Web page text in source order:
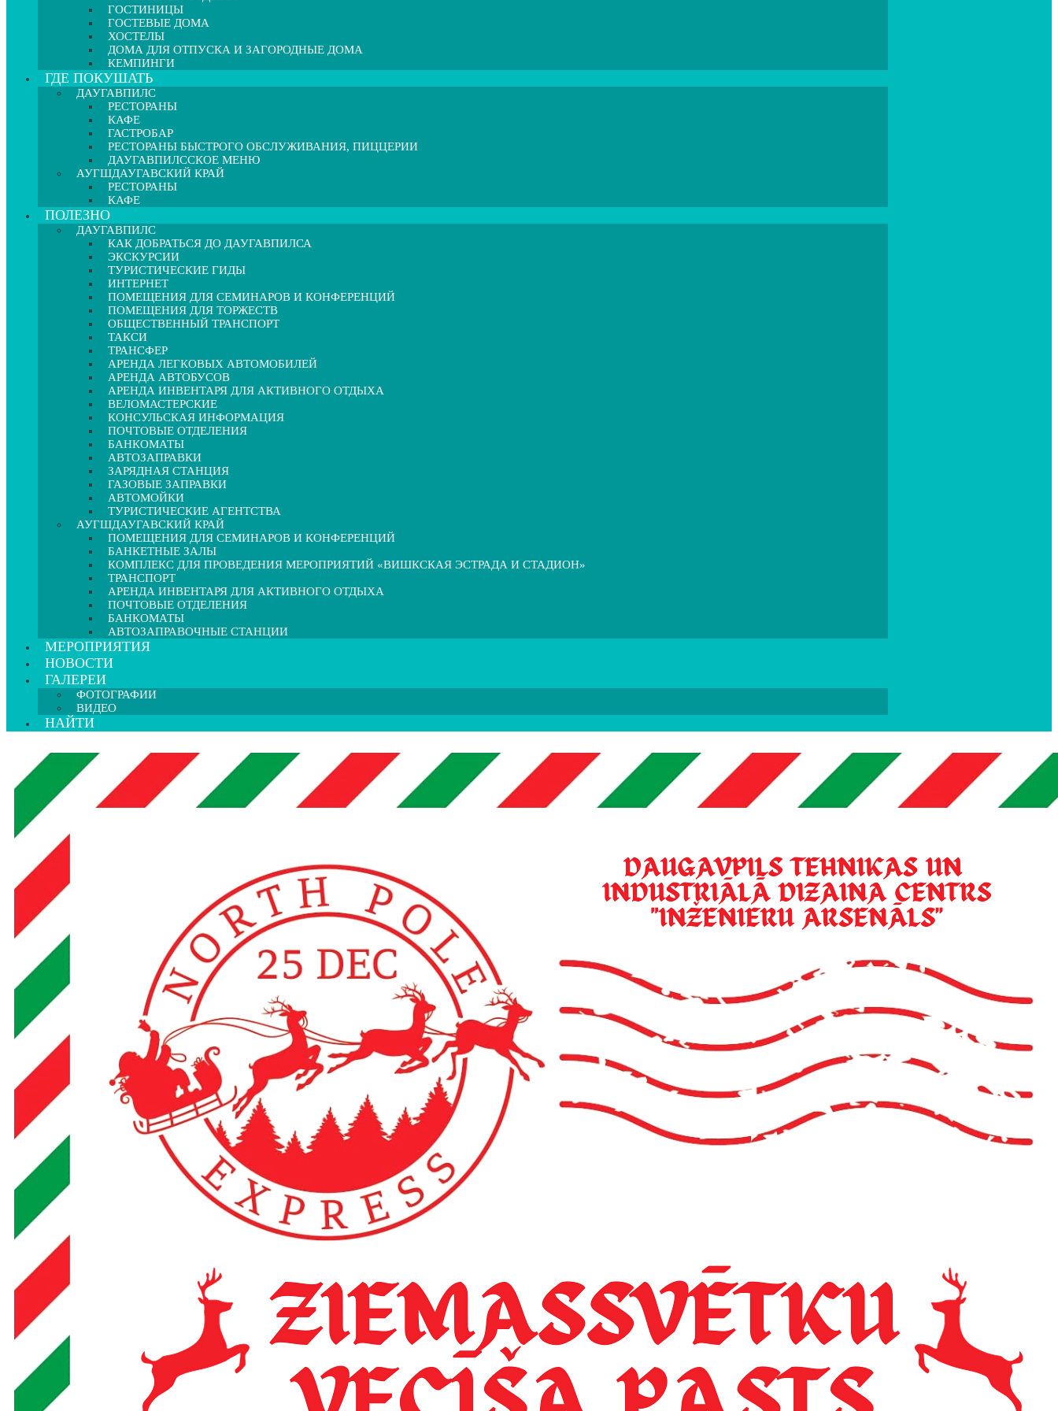
ГОСТИНИЦЫ
ГОСТЕВЫЕ ДОМА
ХОСТЕЛЫ
ДОМА ДЛЯ ОТПУСКА И ЗАГОРОДНЫЕ ДОМА
КЕМПИНГИ
ГДЕ ПОКУШАТЬ
ДАУГАВПИЛС
РЕСТОРАНЫ
КАФЕ
ГАСТРОБАР
РЕСТОРАНЫ БЫСТРОГО ОБСЛУЖИВАНИЯ, ПИЦЦЕРИИ
ДАУГАВПИЛССКОЕ МЕНЮ
АУГШДАУГАВСКИЙ КРАЙ
РЕСТОРАНЫ
КАФЕ
ПОЛЕЗНО
ДАУГАВПИЛС
КАК ДОБРАТЬСЯ ДО ДАУГАВПИЛСА
ЭКСКУРСИИ
ТУРИСТИЧЕСКИЕ ГИДЫ
ИНТЕРНЕТ
ПОМЕЩЕНИЯ ДЛЯ СЕМИНАРОВ И КОНФЕРЕНЦИЙ
ПОМЕЩЕНИЯ ДЛЯ ТОРЖЕСТВ
ОБЩЕСТВЕННЫЙ ТРАНСПОРТ
ТАКСИ
ТРАНСФЕР
АРЕНДА ЛЕГКОВЫХ АВТОМОБИЛЕЙ
АРЕНДА АВТОБУСОВ
АРЕНДА ИНВЕНТАРЯ ДЛЯ АКТИВНОГО ОТДЫХА
ВЕЛОМАСТЕРСКИЕ
КОНСУЛЬСКАЯ ИНФОРМАЦИЯ
ПОЧТОВЫЕ ОТДЕЛЕНИЯ
БАНКОМАТЫ
АВТОЗАПРАВКИ
ЗАРЯДНАЯ СТАНЦИЯ
ГАЗОВЫЕ ЗАПРАВКИ
АВТОМОЙКИ
ТУРИСТИЧЕСКИЕ АГЕНТСТВА
АУГШДАУГАВСКИЙ КРАЙ
ПОМЕЩЕНИЯ ДЛЯ СЕМИНАРОВ И КОНФЕРЕНЦИЙ
БАНКЕТНЫЕ ЗАЛЫ
КОМПЛЕКС ДЛЯ ПРОВЕДЕНИЯ МЕРОПРИЯТИЙ «ВИШКСКАЯ ЭСТРАДА И СТАДИОН»
ТРАНСПОРТ
АРЕНДА ИНВЕНТАРЯ ДЛЯ АКТИВНОГО ОТДЫХА
ПОЧТОВЫЕ ОТДЕЛЕНИЯ
БАНКОМАТЫ
АВТОЗАПРАВОЧНЫЕ СТАНЦИИ
МЕРОПРИЯТИЯ
НОВОСТИ
ГАЛЕРЕИ
ФОТОГРАФИИ
ВИДЕО
НАЙТИ